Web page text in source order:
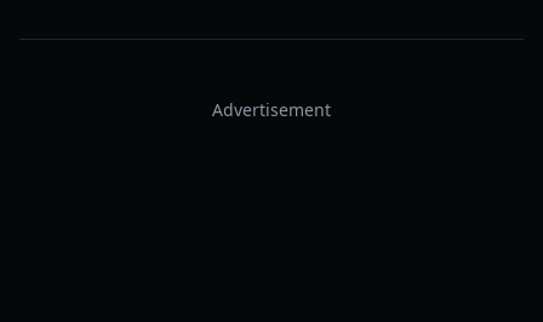
Advertisement